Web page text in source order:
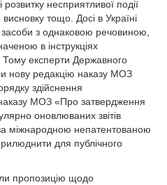
несприятливої події
висновку тощо. Досі в Україні
засоби з однаковою речовиною,
в інструкціях
експерти Державного
нову редакцію наказу МОЗ
здійснення
МОЗ «Про затвердження
оновлюваних звітів
міжнародною непатентованою
для публічного
пропозицію щодо